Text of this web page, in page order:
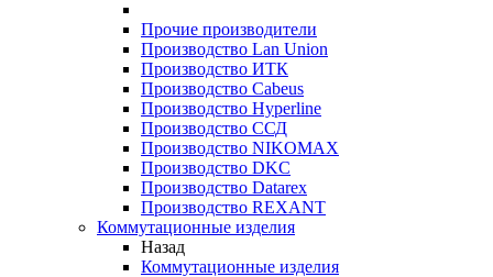
Прочие производители
Производство Lan Union
Производство ИТК
Производство Cabeus
Производство Hyperline
Производство ССД
Производство NIKOMAX
Производство DKC
Производство Datarex
Производство REXANT
Коммутационные изделия
Назад
Коммутационные изделия